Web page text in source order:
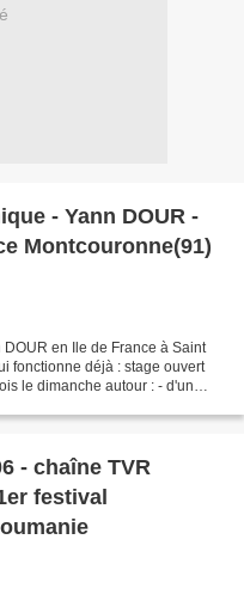
- Yann DOUR -
Montcouronne(91)
en Ile de France à Saint
fonctionne déjà : stage ouvert
le dimanche autour : - d'un
- chaîne TVR